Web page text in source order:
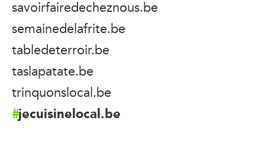
savoirfairedecheznous.be
semainedelafrite.be
tabledeterroir.be
taslapatate.be
trinquonslocal.be
jecuisinelocal.be